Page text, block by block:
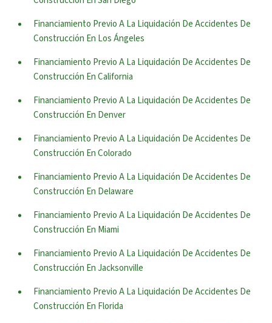
Financiamiento Previo A La Liquidación De Accidentes De
Construcción En Los Ángeles
Financiamiento Previo A La Liquidación De Accidentes De
Construcción En California
Financiamiento Previo A La Liquidación De Accidentes De
Construcción En Denver
Financiamiento Previo A La Liquidación De Accidentes De
Construcción En Colorado
Financiamiento Previo A La Liquidación De Accidentes De
Construcción En Delaware
Financiamiento Previo A La Liquidación De Accidentes De
Construcción En Miami
Financiamiento Previo A La Liquidación De Accidentes De
Construcción En Jacksonville
Financiamiento Previo A La Liquidación De Accidentes De
Construcción En Florida